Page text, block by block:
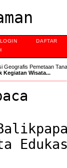
LOGIN
DAFTAR
Geografis Pemetaan
Kegiatan Wisata...